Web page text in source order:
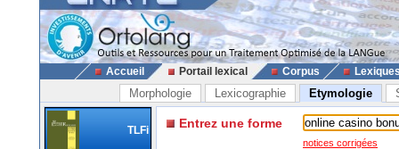
Accueil Portail lexical Corpus
Morphologie Lexicographie Etymologie
TLFi Entrez une forme
notices corrigées